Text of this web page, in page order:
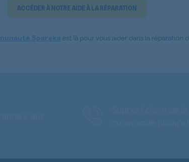
ACCÉDER À NOTRE AIDE À LA RÉPARATION
Spareka est là pour vous aider dans la réparation